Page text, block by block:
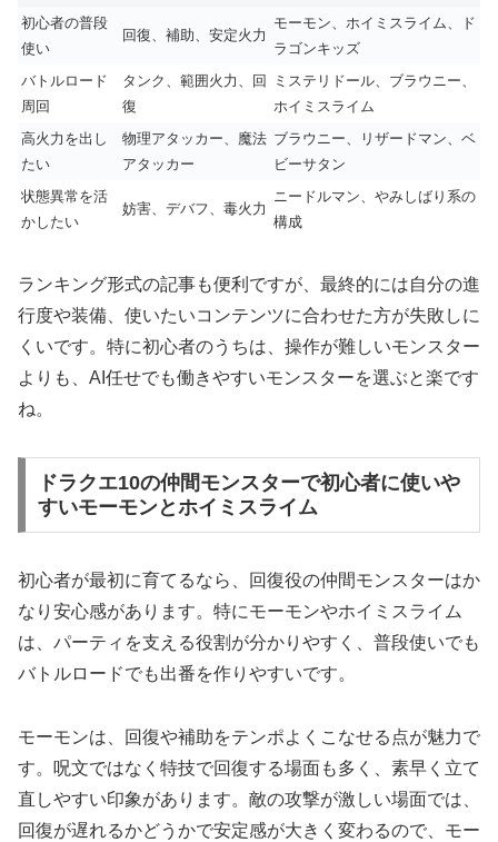
初心者の普段
使い
回復、補助、安定火力
モーモン、ホイミスライム、ド
ラゴンキッズ
バトルロード
周回
タンク、範囲火力、回
復
ミステリドール、ブラウニー、
ホイミスライム
高火力を出し
たい
物理アタッカー、魔法
アタッカー
ブラウニー、リザードマン、ベ
ビーサタン
状態異常を活
かしたい
妨害、デバフ、毒火力
ニードルマン、やみしばり系の
構成
ランキング形式の記事も便利ですが、最終的には自分の進
行度や装備、使いたいコンテンツに合わせた方が失敗しに
くいです。特に初心者のうちは、操作が難しいモンスター
よりも、AI任せでも働きやすいモンスターを選ぶと楽です
ね。
ドラクエ10の仲間モンスターで初心者に使いや
すいモーモンとホイミスライム
初心者が最初に育てるなら、回復役の仲間モンスターはか
なり安心感があります。特にモーモンやホイミスライム
は、パーティを支える役割が分かりやすく、普段使いでも
バトルロードでも出番を作りやすいです。
モーモンは、回復や補助をテンポよくこなせる点が魅力で
す。呪文ではなく特技で回復する場面も多く、素早く立て
直しやすい印象があります。敵の攻撃が激しい場面では、
回復が遅れるかどうかで安定感が大きく変わるので、モー